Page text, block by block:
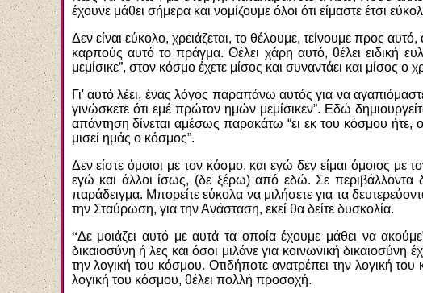
έχουνε μάθει σήμερα και νομίζουμε όλοι ότι είμαστε έτσι
Δεν είναι εύκολο, χρειάζεται, το θέλουμε, τείνουμε προς
καρπούς αυτό το πράγμα. Θέλει χάρη αυτό, θέλει ειδική
μεμίσικε”, στον κόσμο έχετε μίσος και συναντάει και μίσος ο
Γι' αυτό λέει, ένας λόγος παραπάνω αυτός για να
γινώσκετε ότι εμέ πρώτον ημών μεμίσικεν”. Εδώ
απάντηση δίνεται αμέσως παρακάτω “ει εκ του κόσμου
μισεί ημάς ο κόσμος”.
Δεν είστε όμοιοι με τον κόσμο, και εγώ δεν είμαι όμοιος
εγώ και άλλοι ίσως, (δε ξέρω) από εδώ. Σε περιβάλλοντα
παράδειγμα. Μπορείτε εύκολα να μιλήσετε για τα
την Σταύρωση, για την Ανάσταση, εκεί θα δείτε δυσκολία.
“Δε μοιάζει αυτό με αυτά τα οποία έχουμε μάθει να
δικαιοσύνη ή λες και όσοι μιλάνε για κοινωνική
την λογική του κόσμου. Οτιδήποτε ανατρέπει την λογική
λογική του κόσμου, θέλει πολλή προσοχή.